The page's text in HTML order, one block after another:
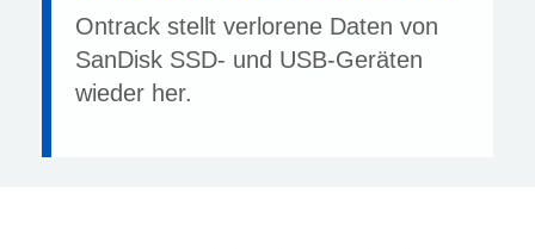
Ontrack stellt verlorene Daten von
SanDisk SSD- und USB-Geräten
wieder her.